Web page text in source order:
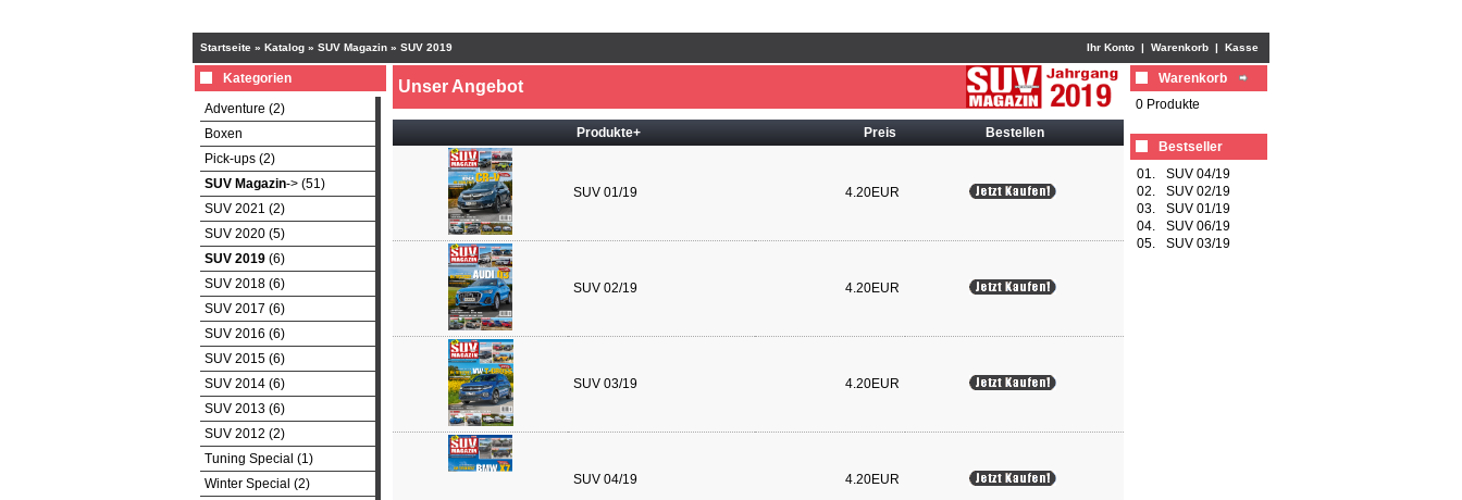
Startseite » Katalog » SUV Magazin » SUV 2019 Ihr Konto | Warenkorb | Kasse
Kategorien
Adventure (2)
Boxen
Pick-ups (2)
SUV Magazin-> (51)
SUV 2021 (2)
SUV 2020 (5)
SUV 2019 (6)
SUV 2018 (6)
SUV 2017 (6)
SUV 2016 (6)
SUV 2015 (6)
SUV 2014 (6)
SUV 2013 (6)
SUV 2012 (2)
Tuning Special (1)
Winter Special (2)
Unser Angebot
Produkte+ Preis Bestellen
SUV 01/19 4.20EUR
SUV 02/19 4.20EUR
SUV 03/19 4.20EUR
SUV 04/19 4.20EUR
Warenkorb
0 Produkte
Bestseller
01.
SUV 04/19
02.
SUV 02/19
03.
SUV 01/19
04.
SUV 06/19
05.
SUV 03/19